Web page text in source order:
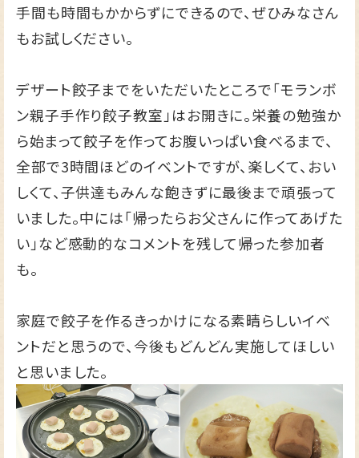
手間も時間もかからずにできるので、ぜひみなさん
もお試しください。
デザート餃子までをいただいたところで「モランボ
ン親子手作り餃子教室」はお開きに。栄養の勉強か
ら始まって餃子を作ってお腹いっぱい食べるまで、
全部で3時間ほどのイベントですが、楽しくて、おい
しくて、子供達もみんな飽きずに最後まで頑張って
いました。中には「帰ったらお父さんに作ってあげた
い」など感動的なコメントを残して帰った参加者
も。
家庭で餃子を作るきっかけになる素晴らしいイベ
ントだと思うので、今後もどんどん実施してほしい
と思いました。